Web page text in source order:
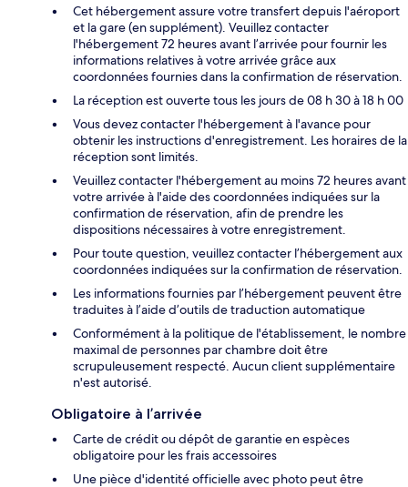
Cet hébergement assure votre transfert depuis l'aéroport
et la gare (en supplément). Veuillez contacter
l'hébergement 72 heures avant l’arrivée pour fournir les
informations relatives à votre arrivée grâce aux
coordonnées fournies dans la confirmation de réservation.
La réception est ouverte tous les jours de 08 h 30 à 18 h 00
Vous devez contacter l'hébergement à l'avance pour
obtenir les instructions d'enregistrement. Les horaires de la
réception sont limités.
Veuillez contacter l'hébergement au moins 72 heures avant
votre arrivée à l'aide des coordonnées indiquées sur la
confirmation de réservation, afin de prendre les
dispositions nécessaires à votre enregistrement.
Pour toute question, veuillez contacter l’hébergement aux
coordonnées indiquées sur la confirmation de réservation.
Les informations fournies par l’hébergement peuvent être
traduites à l’aide d’outils de traduction automatique
Conformément à la politique de l'établissement, le nombre
maximal de personnes par chambre doit être
scrupuleusement respecté. Aucun client supplémentaire
n'est autorisé.
Obligatoire à l’arrivée
Carte de crédit ou dépôt de garantie en espèces
obligatoire pour les frais accessoires
Une pièce d'identité officielle avec photo peut être